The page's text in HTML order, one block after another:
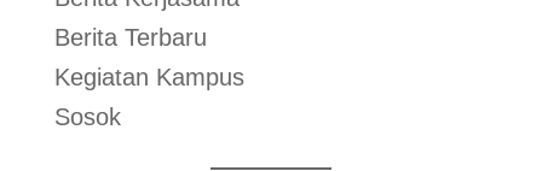
Berita Terbaru
Kegiatan Kampus
Sosok